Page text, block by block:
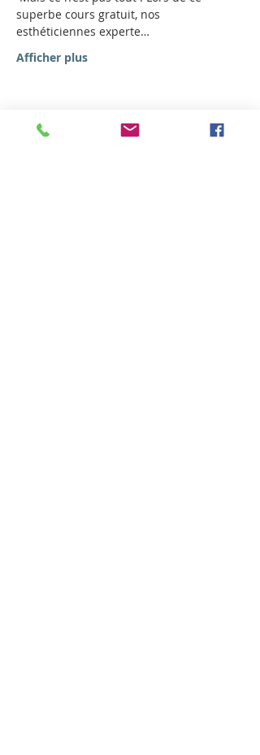
superbe cours gratuit, nos
esthéticiennes experte…
Afficher plus